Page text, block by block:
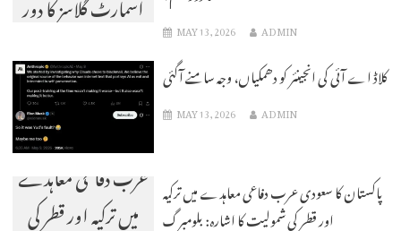
MAY 13, 2026 ADMIN
کلاڈ اے آئی کی انجینئر کو دھمکیاں، وجہ سامنے آگئی
MAY 13, 2026 ADMIN
پاکستان کا سعودی
عرب دفاعی معاہدے
میں ترکیہ اور قطر کی
پاکستان کا سعودی عرب دفاعی معاہدے میں ترکیہ
اور قطر کی شمولیت کا اشارہ: بلومبرگ